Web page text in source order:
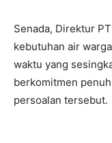
Senada, Direktur
kebutuhan air
waktu yang
berkomitmen
persoalan tersebut.